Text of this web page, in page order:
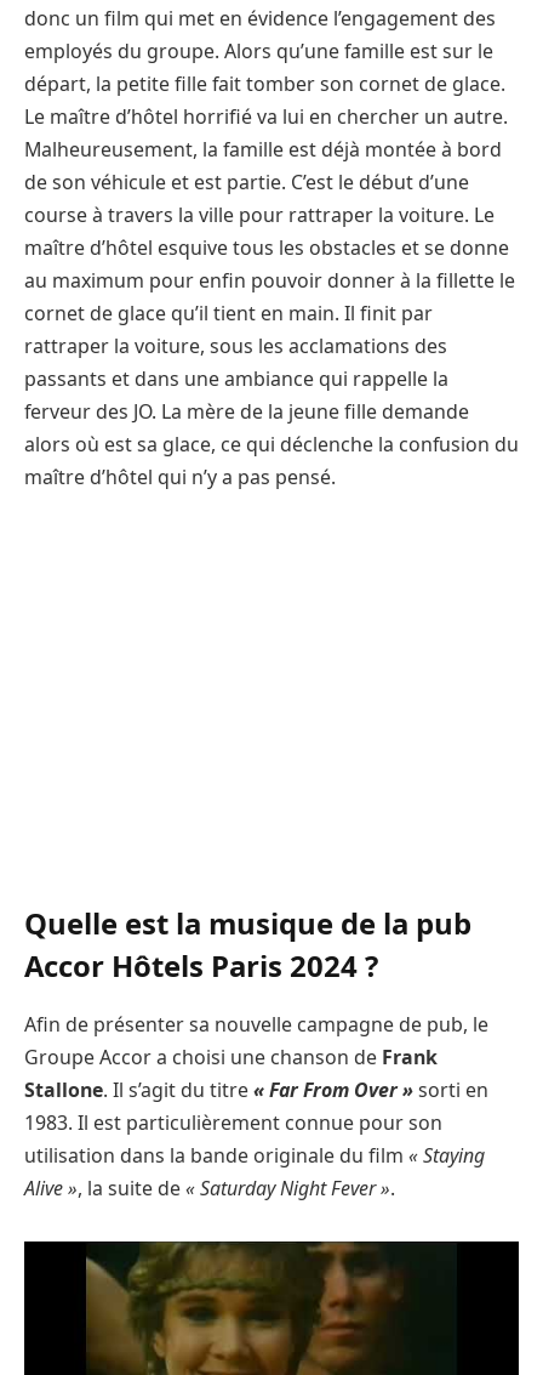
donc un film qui met en évidence l’engagement des
employés du groupe. Alors qu’une famille est sur le
départ, la petite fille fait tomber son cornet de glace.
Le maître d’hôtel horrifié va lui en chercher un autre.
Malheureusement, la famille est déjà montée à bord
de son véhicule et est partie. C’est le début d’une
course à travers la ville pour rattraper la voiture. Le
maître d’hôtel esquive tous les obstacles et se donne
au maximum pour enfin pouvoir donner à la fillette le
cornet de glace qu’il tient en main. Il finit par
rattraper la voiture, sous les acclamations des
passants et dans une ambiance qui rappelle la
ferveur des JO. La mère de la jeune fille demande
alors où est sa glace, ce qui déclenche la confusion du
maître d’hôtel qui n’y a pas pensé.
Quelle est la musique de la pub
Accor Hôtels Paris 2024 ?
Afin de présenter sa nouvelle campagne de pub, le
Groupe Accor a choisi une chanson de Frank
Stallone. Il s’agit du titre« Far From Over »sorti en
1983. Il est particulièrement connue pour son
utilisation dans la bande originale du film « Staying
Alive », la suite de« Saturday Night Fever ».